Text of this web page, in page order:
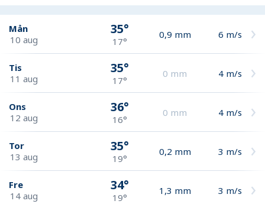
Mån
10 aug
35°
17°
0,9 mm 6 m/s
Tis
11 aug
35°
17°
0 mm 4 m/s
Ons
12 aug
36°
16°
0 mm 4 m/s
Tor
13 aug
35°
19°
0,2 mm 3 m/s
Fre
14 aug
34°
19°
1,3 mm 3 m/s